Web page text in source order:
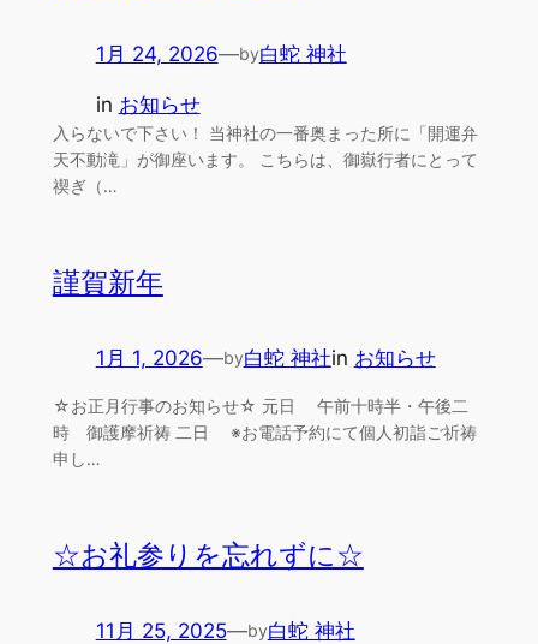
1月 24, 2026—by白蛇 神社
in お知らせ
入らないで下さい！ 当神社の一番奥まった所に「開運弁
天不動滝」が御座います。 こちらは、御嶽行者にとって
禊ぎ（…
謹賀新年
1月 1, 2026—by白蛇 神社in お知らせ
☆お正月行事のお知らせ☆ 元日 午前十時半・午後二
時 御護摩祈祷 二日 ※お電話予約にて個人初詣ご祈祷
申し…
☆お礼参りを忘れずに☆
11月 25, 2025—by白蛇 神社